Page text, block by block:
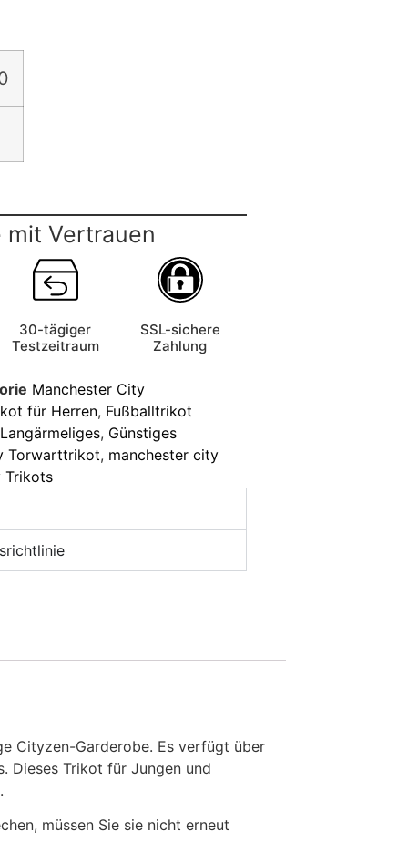
mit Vertrauen
30-tägiger
Testzeitraum
SSL-sichere
Zahlung
Manchester City
für Herren, Fußballtrikot
, Günstiges
Torwarttrikot, manchester city
Trikots
Cityzen-Garderobe. Es verfügt über
Dieses Trikot für Jungen und
müssen Sie sie nicht erneut